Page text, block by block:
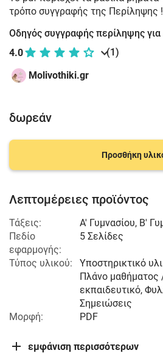
τρόπο συγγραφής της Περίληψης
Οδηγός συγγραφής περίληψης για
4.0
(1)
Molivothiki.gr
δωρεάν
Προσθήκη
Λεπτομέρειες προϊόντος
Τάξεις: Α' Γυμνασίου, Β'
Πεδίο
εφαρμογής:
5 Σελίδες
Τύπος υλικού:
Υποστηρικτικό
Πλάνο μαθήματος
εκπαιδευτικό,
Σημειώσεις
Μορφή:
PDF
εμφάνιση περισσότερων